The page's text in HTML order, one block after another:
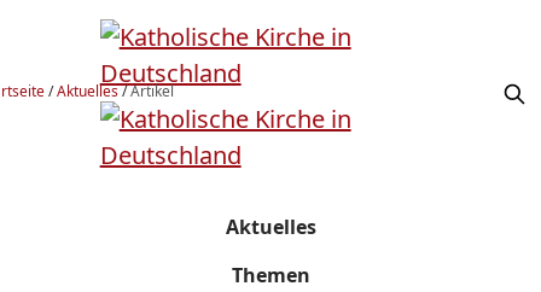
/Aktuelles/Artikel
Aktuelles
Themen